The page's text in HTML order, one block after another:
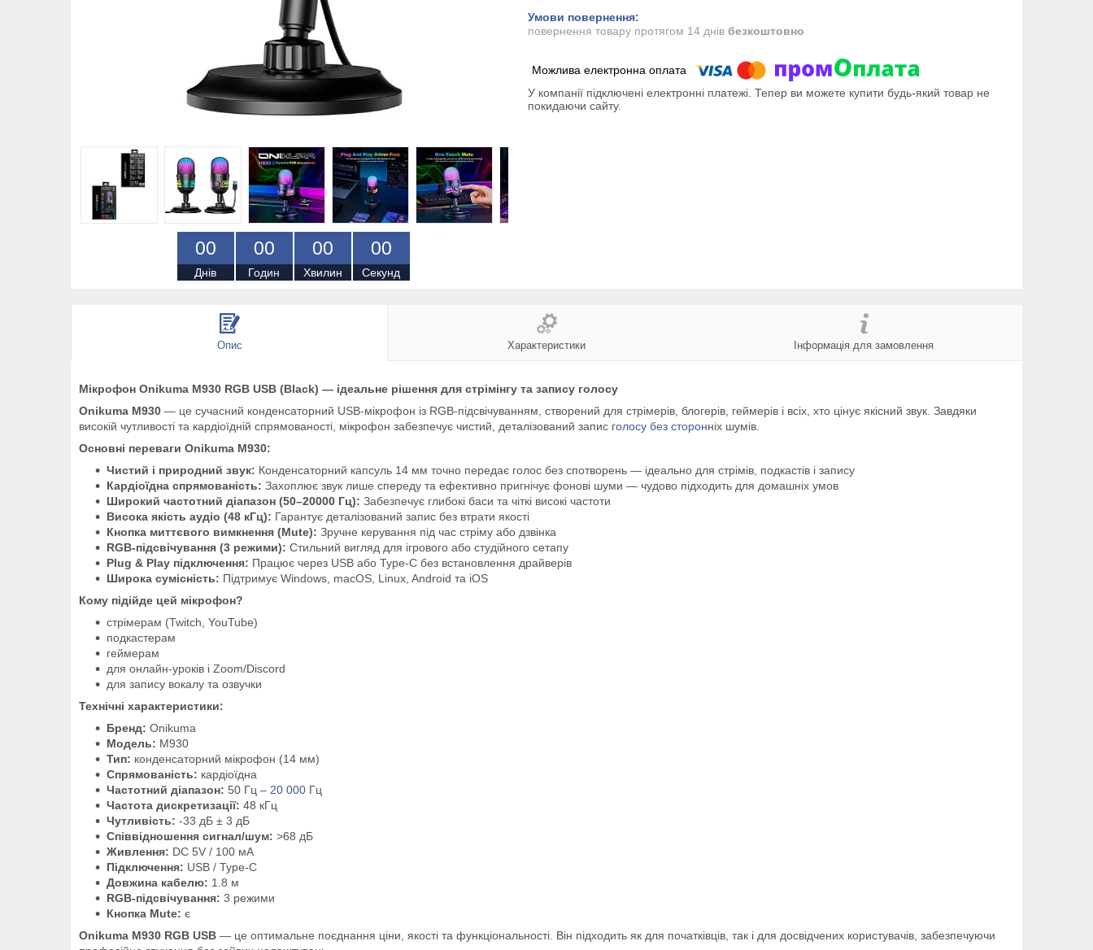
00
Днів
00
Годин
00
Хвилин
00
Секунд
повернення товару протягом 14 днів безкоштовно
У компанії підключені електронні платежі. Тепер ви можете купити будь-який товар не
покидаючи сайту.
Опис Характеристики Інформація для замовлення
Мікрофон Onikuma M930 RGB USB (Black) — ідеальне рішення для стрімінгу та запису голосу
Onikuma M930 — це сучасний конденсаторний USB-мікрофон із RGB-підсвічуванням, створений для стрімерів, блогерів, геймерів і всіх, хто цінує якісний звук. Завдяки
високій чутливості та кардіоїдній спрямованості, мікрофон забезпечує чистий, деталізований запис голосу без сторонніх шумів.
Основні переваги Onikuma M930:
Чистий і природний звук: Конденсаторний капсуль 14 мм точно передає голос без спотворень — ідеально для стрімів, подкастів і запису
Кардіоїдна спрямованість: Захоплює звук лише спереду та ефективно пригнічує фонові шуми — чудово підходить для домашніх умов
Широкий частотний діапазон (50–20000 Гц): Забезпечує глибокі баси та чіткі високі частоти
Висока якість аудіо (48 кГц): Гарантує деталізований запис без втрати якості
Кнопка миттєвого вимкнення (Mute): Зручне керування під час стріму або дзвінка
RGB-підсвічування (3 режими): Стильний вигляд для ігрового або студійного сетапу
Plug & Play підключення: Працює через USB або Type-C без встановлення драйверів
Широка сумісність: Підтримує Windows, macOS, Linux, Android та iOS
Кому підійде цей мікрофон?
стрімерам (Twitch, YouTube)
подкастерам
геймерам
для онлайн-уроків і Zoom/Discord
для запису вокалу та озвучки
Технічні характеристики:
Бренд: Onikuma
Модель: M930
Тип: конденсаторний мікрофон (14 мм)
Спрямованість: кардіоїдна
Частотний діапазон: 50 Гц – 20 000 Гц
Частота дискретизації: 48 кГц
Чутливість: -33 дБ ± 3 дБ
Співвідношення сигнал/шум: >68 дБ
Живлення: DC 5V / 100 мА
Підключення: USB / Type-C
Довжина кабелю: 1.8 м
RGB-підсвічування: 3 режими
Кнопка Mute: є
Onikuma M930 RGB USB — це оптимальне поєднання ціни, якості та функціональності. Він підходить як для початківців, так і для досвідчених користувачів, забезпечуючи